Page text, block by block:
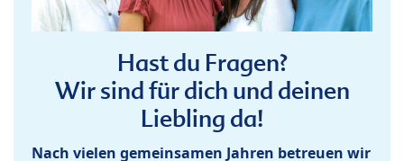
Hast du Fragen?
Wir sind für dich und deinen
Liebling da!
Nach vielen gemeinsamen Jahren betreuen wir